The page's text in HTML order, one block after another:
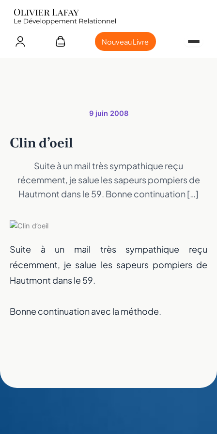
Nouveau Livre
9 juin 2008
Clin d’oeil
Suite à un mail très sympathique reçu
récemment, je salue les sapeurs pompiers de
Hautmont dans le 59. Bonne continuation […]
Suite à un mail très sympathique reçu
récemment, je salue les sapeurs pompiers de
Hautmont dans le 59.
Bonne continuation avec la méthode.